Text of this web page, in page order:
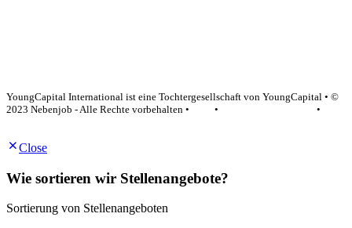
YoungCapital International ist eine Tochtergesellschaft von YoungCapital • ©
2023 Nebenjob - Alle Rechte vorbehalten •
•
•
Close
Wie sortieren wir Stellenangebote?
Sortierung von Stellenangeboten